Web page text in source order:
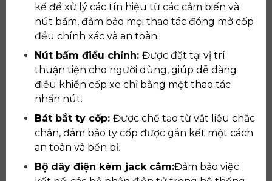
kế để xử lý các tín hiệu từ các cảm biến và
nút bấm, đảm bảo mọi thao tác đóng mở cốp
đều chính xác và an toàn.
Nút bấm điều chỉnh: Được đặt tại vị trí
thuận tiện cho người dùng, giúp dễ dàng
điều khiển cốp xe chỉ bằng một thao tác
nhấn nút.
Bát bắt ty cốp: Được chế tạo từ vật liệu chắc
chắn, đảm bảo ty cốp được gắn kết một cách
an toàn và bền bỉ.
Bộ dây điện kèm jack cắm:Đảm bảo việc